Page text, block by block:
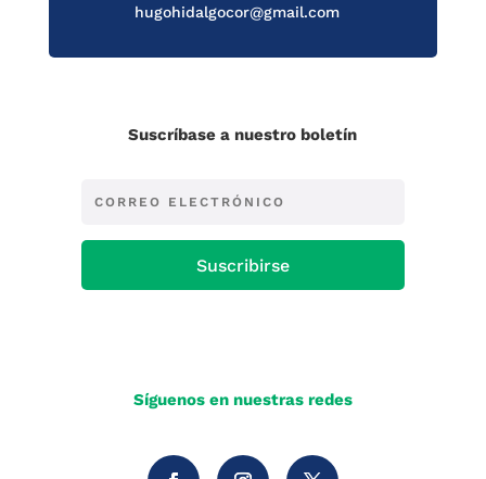
hugohidalgocor@gmail.com
Suscríbase a nuestro boletín
Suscribirse
Síguenos en nuestras redes